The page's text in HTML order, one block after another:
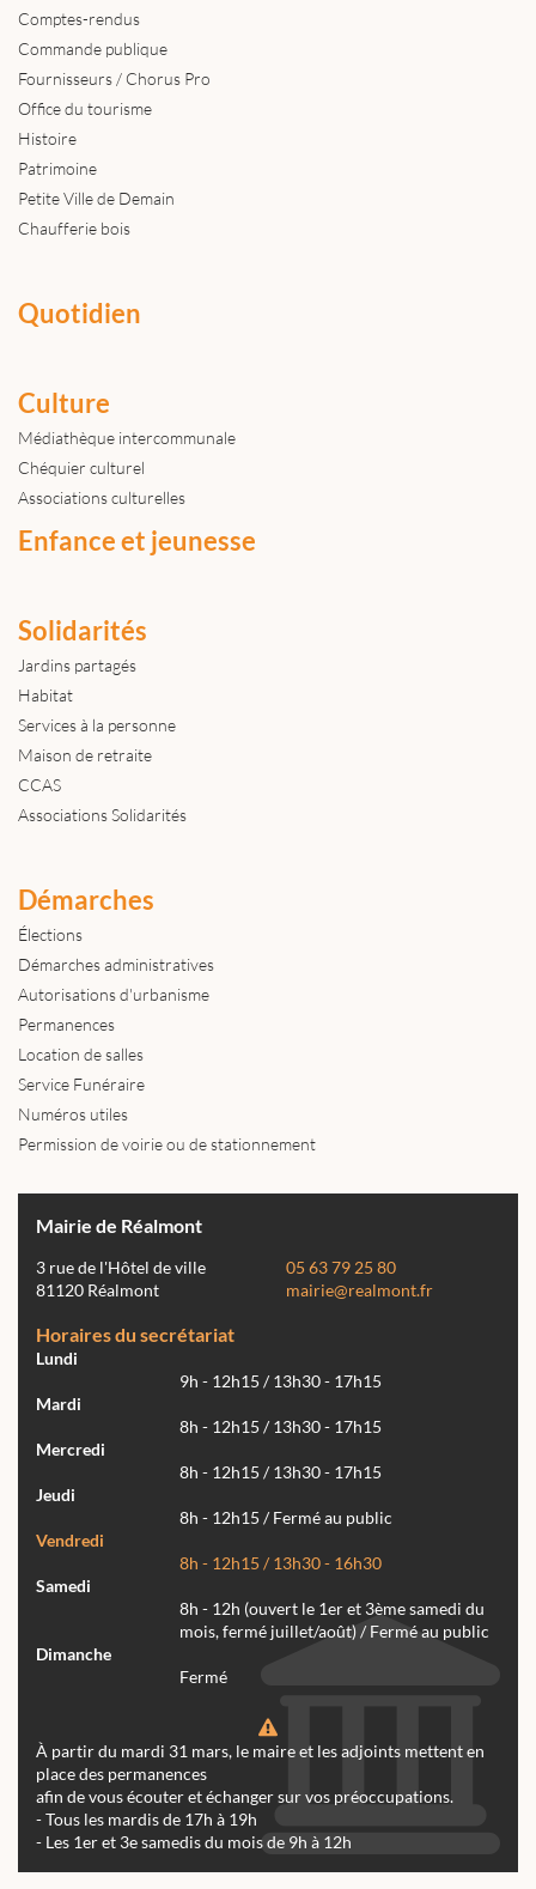
Comptes-rendus
Commande publique
Fournisseurs / Chorus Pro
Office du tourisme
Histoire
Patrimoine
Petite Ville de Demain
Chaufferie bois
Quotidien
Culture
Médiathèque intercommunale
Chéquier culturel
Associations culturelles
Enfance et jeunesse
Solidarités
Jardins partagés
Habitat
Services à la personne
Maison de retraite
CCAS
Associations Solidarités
Démarches
Élections
Démarches administratives
Autorisations d'urbanisme
Permanences
Location de salles
Service Funéraire
Numéros utiles
Permission de voirie ou de stationnement
Mairie de Réalmont
3 rue de l'Hôtel de ville
81120 Réalmont
05 63 79 25 80
mairie@realmont.fr
Horaires du secrétariat
Lundi
9h - 12h15 / 13h30 - 17h15
Mardi
8h - 12h15 / 13h30 - 17h15
Mercredi
8h - 12h15 / 13h30 - 17h15
Jeudi
8h - 12h15 / Fermé au public
Vendredi
8h - 12h15 / 13h30 - 16h30
Samedi
8h - 12h (ouvert le 1er et 3ème samedi du
mois, fermé juillet/août) / Fermé au public
Dimanche
Fermé
À partir du mardi 31 mars, le maire et les adjoints mettent en
place des permanences
afin de vous écouter et échanger sur vos préoccupations.
- Tous les mardis de 17h à 19h
- Les 1er et 3e samedis du mois de 9h à 12h